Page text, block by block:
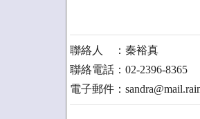
聯絡人 ：秦裕真
聯絡電話：02-2396-8365
電子郵件：